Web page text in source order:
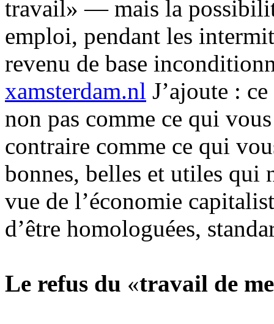
travail» — mais la
emploi, pendant les
revenu de base
xamsterdam.nl J’ajoute :
non pas comme ce qui
contraire comme ce qui
bonnes, belles et utiles qui
vue de l’économie
d’être homologuées,
Le refus du «travail de